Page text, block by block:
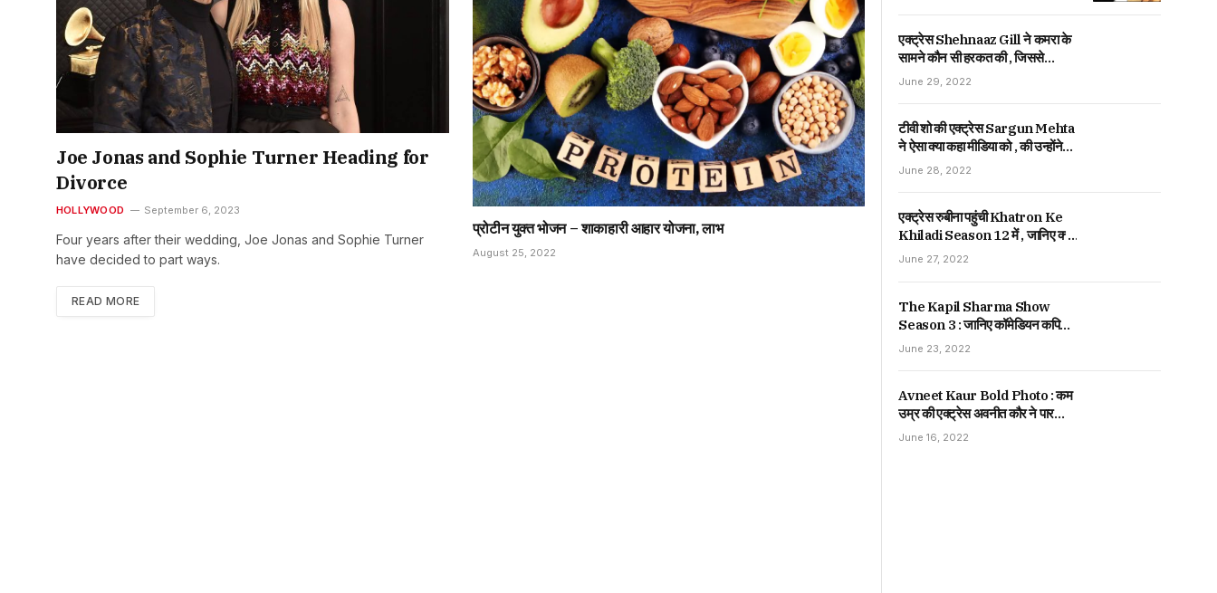
Joe Jonas and Sophie Turner Heading for
Divorce
HOLLYWOOD September 6, 2023
Four years after their wedding, Joe Jonas and Sophie Turner
have decided to part ways.
READ MORE
प्रोटीन युक्त भोजन – शाकाहारी आहार योजना, लाभ
August 25, 2022
एक्ट्रेस Shehnaaz Gill ने कमरा के
सामने कौन सी हरकत की , जिससे
देखकर फैंस ने दिया ऐसा रिएक्शन ।
June 29, 2022
टीवी शो की एक्ट्रेस Sargun Mehta
ने ऐसा क्या कहा मीडिया को , की उन्होंने
दिया ऐसा जवाब |
June 28, 2022
एक्ट्रेस रुबीना पहुंची Khatron Ke
Khiladi Season 12 में , जानिए क्यों
कहा उन्हें छोटा पैकेट बड़ा धमाका।
June 27, 2022
The Kapil Sharma Show
Season 3 : जानिए कॉमेडियन कपिल
शर्मा ने 80 एपिसोड करने के लिए कितनी
June 23, 2022
Avneet Kaur Bold Photo : कम
उम्र की एक्ट्रेस अवनीत कौर ने पार
किया बोल्डनेस की हद , जानिए पूरी खबर |
June 16, 2022